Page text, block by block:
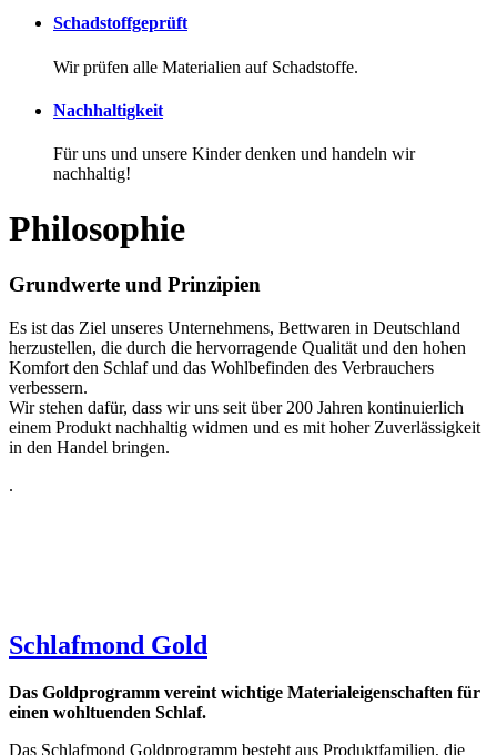
Schadstoffgeprüft
Wir prüfen alle Materialien auf Schadstoffe.
Nachhaltigkeit
Für uns und unsere Kinder denken und handeln wir
nachhaltig!
Philosophie
Grundwerte und Prinzipien
Es ist das Ziel unseres Unternehmens, Bettwaren in Deutschland
herzustellen, die durch die hervorragende Qualität und den hohen
Komfort den Schlaf und das Wohlbefinden des Verbrauchers
verbessern.
Wir stehen dafür, dass wir uns seit über 200 Jahren kontinuierlich
einem Produkt nachhaltig widmen und es mit hoher Zuverlässigkeit
in den Handel bringen.
.
Schlafmond Gold
Das Goldprogramm vereint wichtige Materialeigenschaften für
einen wohltuenden Schlaf.
Das Schlafmond Goldprogramm besteht aus Produktfamilien, die